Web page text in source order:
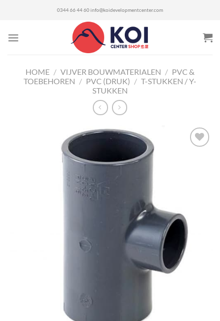
0344 66 44 60 info@koidevelopmentcenter.com
HOME / VIJVER BOUWMATERIALEN / PVC &
TOEBEHOREN / PVC (DRUK) / T-STUKKEN / Y-
STUKKEN